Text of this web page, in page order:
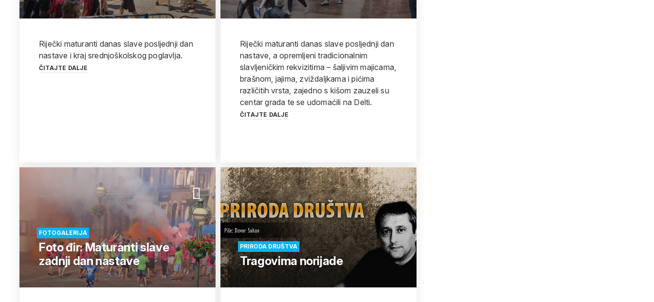
Riječki maturanti danas slave posljednji dan
nastave i kraj srednjoškolskog poglavlja.
ČITAJTE DALJE
Riječki maturanti danas slave posljednji dan
nastave, a opremljeni tradicionalnim
slavljeničkim rekvizitima – šaljivim majicama,
brašnom, jajima, zviždaljkama i pićima
različitih vrsta, zajedno s kišom zauzeli su
centar grada te se udomaćili na Delti.
ČITAJTE DALJE
FOTOGALERIJA
Foto đir: Maturanti slave
zadnji dan nastave
PRIRODA DRUŠTVA
Tragovima norijade